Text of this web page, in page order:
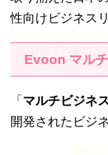
性向けビジネス
Evoon マル
「 マルチビジネ
開発されたビジ